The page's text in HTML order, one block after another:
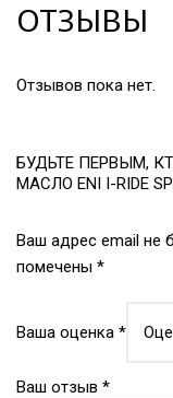
ОТЗЫВЫ
Отзывов пока нет.
БУДЬТЕ ПЕРВЫМ,
МАСЛО ENI I-RIDE
Ваш адрес email не
помечены *
Ваша оценка *
Ваш отзыв *